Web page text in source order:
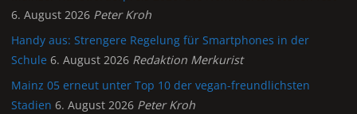
6. August 2026 Peter Kroh
Handy aus: Strengere Regelung für Smartphones in der
Schule 6. August 2026 Redaktion Merkurist
Mainz 05 erneut unter Top 10 der vegan-freundlichsten
Stadien 6. August 2026 Peter Kroh